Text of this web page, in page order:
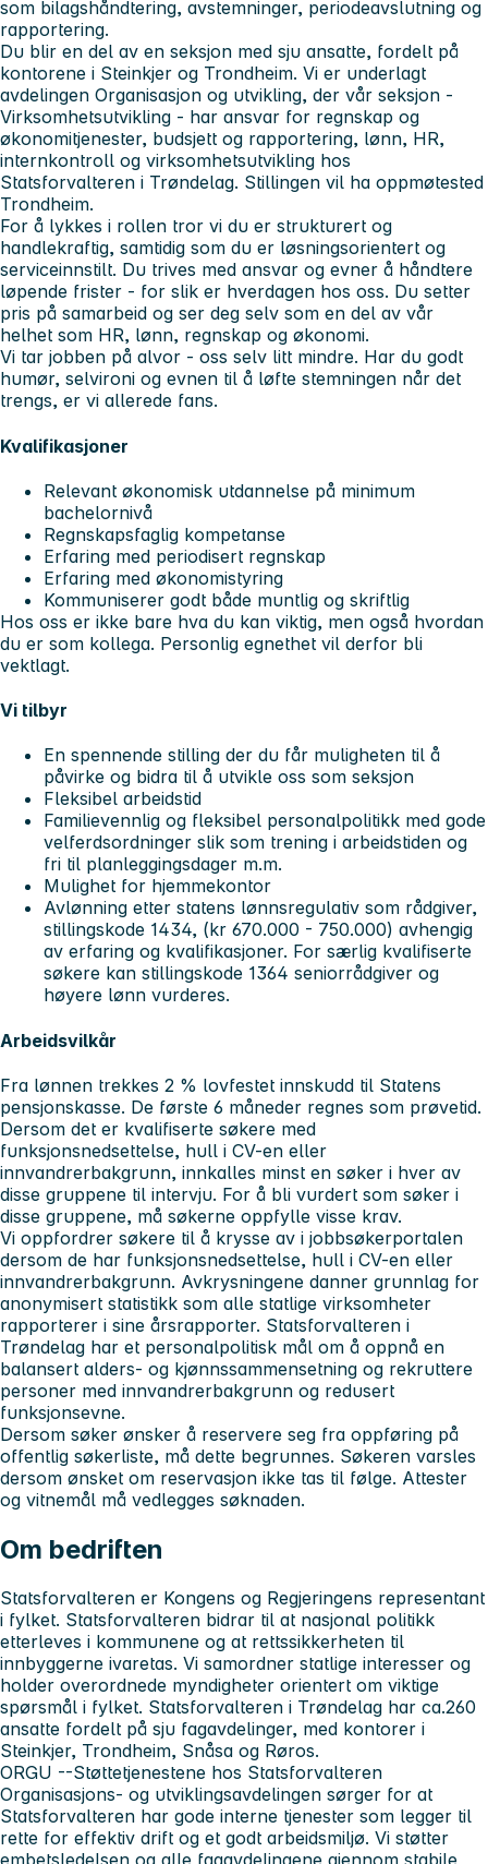
som bilagshåndtering, avstemninger, periodeavslutning og
rapportering.
Du blir en del av en seksjon med sju ansatte, fordelt på
kontorene i Steinkjer og Trondheim. Vi er underlagt
avdelingen Organisasjon og utvikling, der vår seksjon -
Virksomhetsutvikling - har ansvar for regnskap og
økonomitjenester, budsjett og rapportering, lønn, HR,
internkontroll og virksomhetsutvikling hos
Statsforvalteren i Trøndelag. Stillingen vil ha oppmøtested
Trondheim.
For å lykkes i rollen tror vi du er strukturert og
handlekraftig, samtidig som du er løsningsorientert og
serviceinnstilt. Du trives med ansvar og evner å håndtere
løpende frister - for slik er hverdagen hos oss. Du setter
pris på samarbeid og ser deg selv som en del av vår
helhet som HR, lønn, regnskap og økonomi.
Vi tar jobben på alvor - oss selv litt mindre. Har du godt
humør, selvironi og evnen til å løfte stemningen når det
trengs, er vi allerede fans.
Kvalifikasjoner
Relevant økonomisk utdannelse på minimum
bachelornivå
Regnskapsfaglig kompetanse
Erfaring med periodisert regnskap
Erfaring med økonomistyring
Kommuniserer godt både muntlig og skriftlig
Hos oss er ikke bare hva du kan viktig, men også hvordan
du er som kollega. Personlig egnethet vil derfor bli
vektlagt.
Vi tilbyr
En spennende stilling der du får muligheten til å
påvirke og bidra til å utvikle oss som seksjon
Fleksibel arbeidstid
Familievennlig og fleksibel personalpolitikk med gode
velferdsordninger slik som trening i arbeidstiden og
fri til planleggingsdager m.m.
Mulighet for hjemmekontor
Avlønning etter statens lønnsregulativ som rådgiver,
stillingskode 1434, (kr 670.000 - 750.000) avhengig
av erfaring og kvalifikasjoner. For særlig kvalifiserte
søkere kan stillingskode 1364 seniorrådgiver og
høyere lønn vurderes.
Arbeidsvilkår
Fra lønnen trekkes 2 % lovfestet innskudd til Statens
pensjonskasse. De første 6 måneder regnes som prøvetid.
Dersom det er kvalifiserte søkere med
funksjonsnedsettelse, hull i CV-en eller
innvandrerbakgrunn, innkalles minst en søker i hver av
disse gruppene til intervju. For å bli vurdert som søker i
disse gruppene, må søkerne oppfylle visse krav.
Vi oppfordrer søkere til å krysse av i jobbsøkerportalen
dersom de har funksjonsnedsettelse, hull i CV-en eller
innvandrerbakgrunn. Avkrysningene danner grunnlag for
anonymisert statistikk som alle statlige virksomheter
rapporterer i sine årsrapporter. Statsforvalteren i
Trøndelag har et personalpolitisk mål om å oppnå en
balansert alders- og kjønnssammensetning og rekruttere
personer med innvandrerbakgrunn og redusert
funksjonsevne.
Dersom søker ønsker å reservere seg fra oppføring på
offentlig søkerliste, må dette begrunnes. Søkeren varsles
dersom ønsket om reservasjon ikke tas til følge. Attester
og vitnemål må vedlegges søknaden.
Om bedriften
Statsforvalteren er Kongens og Regjeringens representant
i fylket. Statsforvalteren bidrar til at nasjonal politikk
etterleves i kommunene og at rettssikkerheten til
innbyggerne ivaretas. Vi samordner statlige interesser og
holder overordnede myndigheter orientert om viktige
spørsmål i fylket. Statsforvalteren i Trøndelag har ca.260
ansatte fordelt på sju fagavdelinger, med kontorer i
Steinkjer, Trondheim, Snåsa og Røros.
ORGU --Støttetjenestene hos Statsforvalteren
Organisasjons- og utviklingsavdelingen sørger for at
Statsforvalteren har gode interne tjenester som legger til
rette for effektiv drift og et godt arbeidsmiljø. Vi støtter
embetsledelsen og alle fagavdelingene gjennom stabile